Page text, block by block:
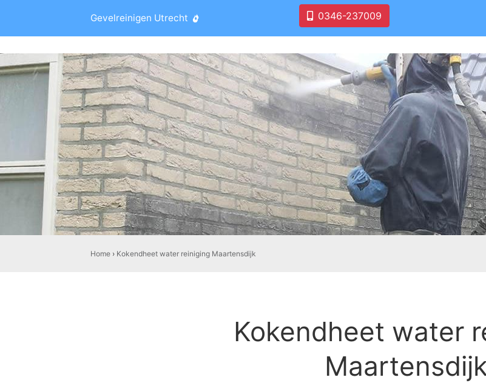
Gevelreinigen Utrecht 0346-237009
Home › Kokendheet water reiniging Maartensdijk
Kokendheet water